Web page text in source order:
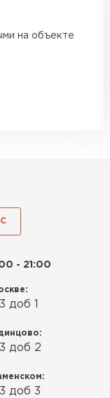
на объекте
- 21:00
доб 1
доб 2
доб 3